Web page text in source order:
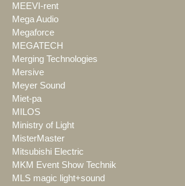
MEEVI-rent
Mega Audio
Megaforce
MEGATECH
Merging Technologies
Mersive
Meyer Sound
Miet-pa
MILOS
Ministry of Light
MisterMaster
Mitsubishi Electric
MKM Event Show Technik
MLS magic light+sound